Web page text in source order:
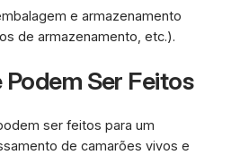
e armazenamento
de armazenamento, etc.).
Ser Feitos
ser feitos para um
de camarões vivos e